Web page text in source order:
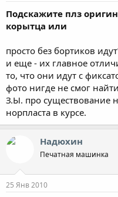
Подскажите плз
корытца или
просто без бортиков
и еще - их главное
то, что они идут с
фото нигде не смог
З.Ы. про существование
норпласта в курсе.
Надюхин
Печатная машинка
25 Янв 2010